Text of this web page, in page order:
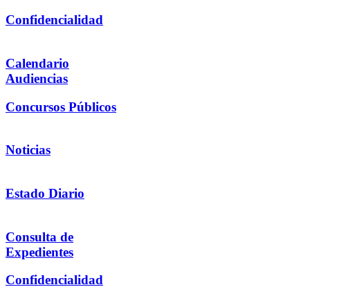
Confidencialidad
Calendario
Audiencias
Concursos Públicos
Noticias
Estado Diario
Consulta de
Expedientes
Confidencialidad